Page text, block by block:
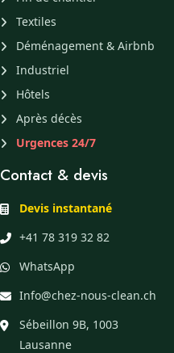
Textiles
Déménagement & Airbnb
Industriel
Hôtels
Après décès
Urgences 24/7
Contact & devis
Devis instantané
+41 78 319 32 82
WhatsApp
Info@chez-nous-clean.ch
Sébeillon 9B, 1003
Lausanne